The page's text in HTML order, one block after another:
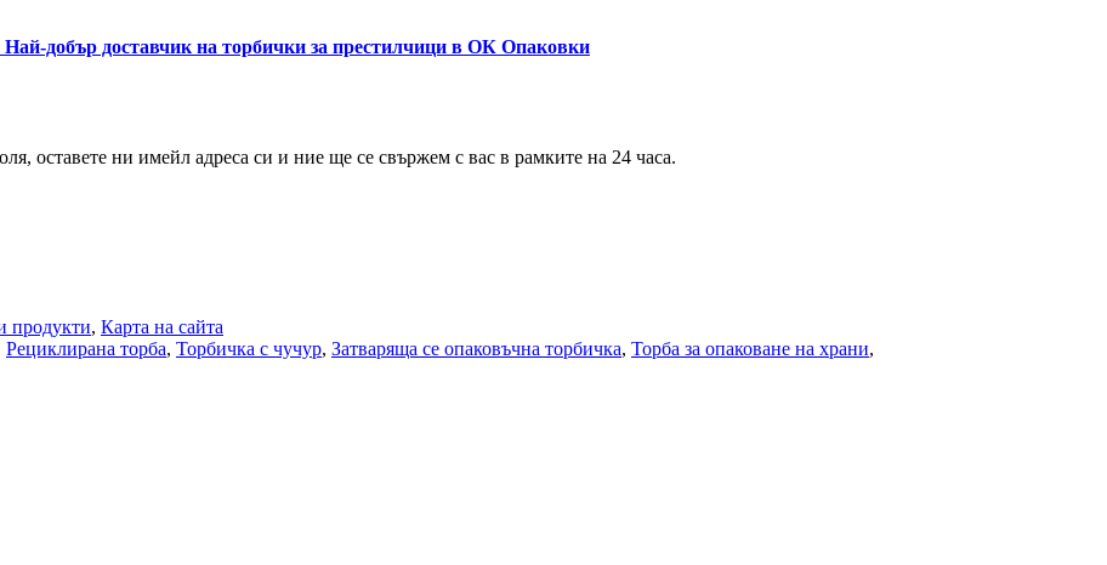
Най-добър доставчик на торбички за престилчици в ОК Опаковки
оставете ни имейл адреса си и ние ще се свържем с вас в рамките на 24 часа.
продукти, Карта на сайта
Рециклирана торба, Торбичка с чучур, Затваряща се опаковъчна торбичка, Торба за опаковане на храни,